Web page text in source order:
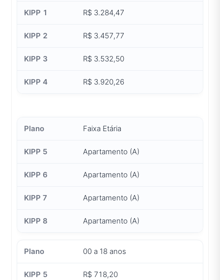
R$ 3.284,47
R$ 3.457,77
R$ 3.532,50
R$ 3.920,26
Faixa Etária
Apartamento (A)
Apartamento (A)
Apartamento (A)
Apartamento (A)
00 a 18 anos
R$ 718,20